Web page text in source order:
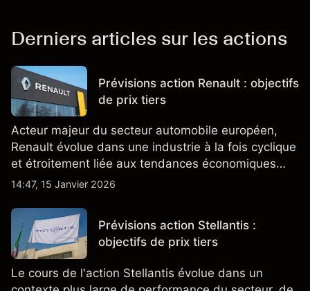
Derniers articles sur les actions
Prévisions action Renault : objectifs
de prix tiers
Acteur majeur du secteur automobile européen,
Renault évolue dans une industrie à la fois cyclique
et étroitement liée aux tendances économiques
générales.
14:47, 15 Janvier 2026
Prévisions action Stellantis :
objectifs de prix tiers
Le cours de l'action Stellantis évolue dans un